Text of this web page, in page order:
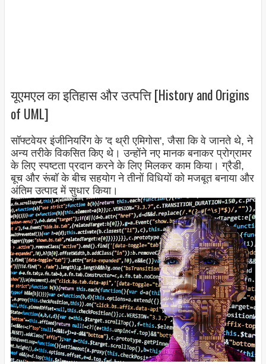
यूएमएल का इतिहास और उत्पत्ति [History and Origins
of UML]
सॉफ्टवेयर इंजीनियरिंग के 'द थ्री एमिगोस', जैसा कि वे जानते थे, ने
अन्य तरीके विकसित किए थे। उन्होंने नए मानक बनाकर प्रोग्रामर
के लिए स्पष्टता प्रदान करने के लिए मिलकर काम किया। ग्रैडी,
बूच और रूंबॉ के बीच सहयोग ने तीनों विधियों को मजबूत बनाया और
अंतिम उत्पाद में सुधार किया।